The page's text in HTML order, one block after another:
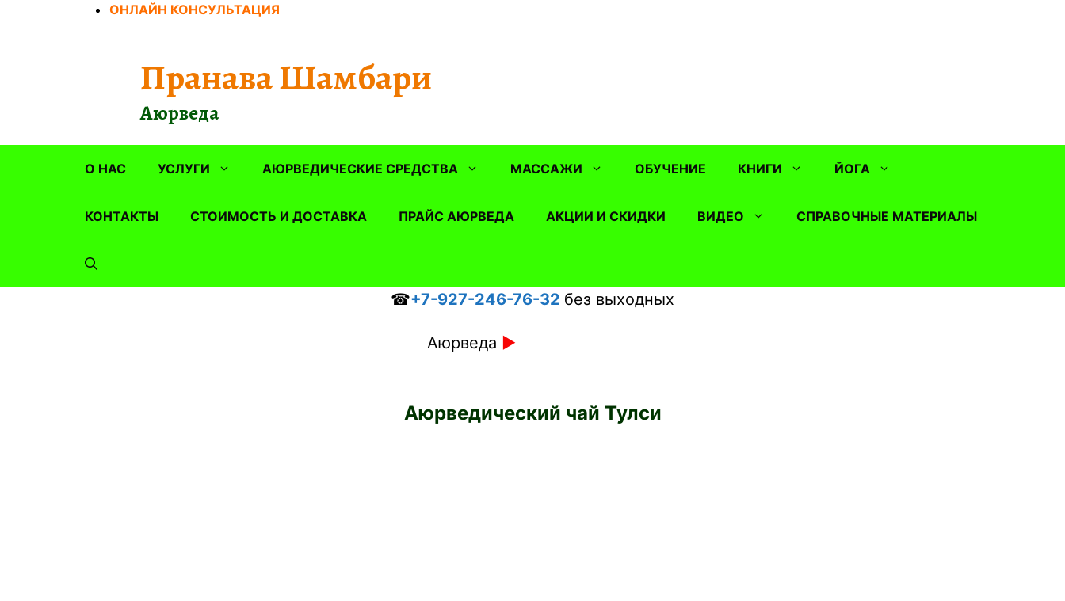
ОНЛАЙН КОНСУЛЬТАЦИЯ
Пранава Шамбари
Аюрведа
О НАС УСЛУГИ АЮРВЕДИЧЕСКИЕ СРЕДСТВА МАССАЖИ ОБУЧЕНИЕ КНИГИ ЙОГА
КОНТАКТЫ СТОИМОСТЬ И ДОСТАВКА ПРАЙС АЮРВЕДА АКЦИИ И СКИДКИ ВИДЕО СПРАВОЧНЫЕ МАТЕРИАЛЫ
☎+7-927-246-76-32 без выходных
Аюрведа ►
Аюрведический чай Тулси